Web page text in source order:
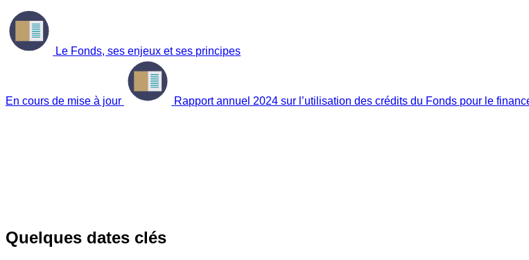
Le Fonds, ses enjeux et ses principes
En cours de mise à jour Rapport annuel 2024 sur l’utilisation des crédits du Fonds pour le
Quelques dates clés